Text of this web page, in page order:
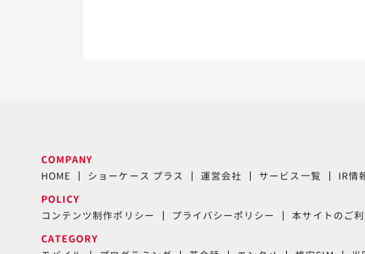
COMPANY
HOME
ショーケース プラス 運営会社 サービス一覧 IR情
POLICY
コンテンツ制作ポリシー
プライバシーポリシー 本サイトのご
CATEGORY